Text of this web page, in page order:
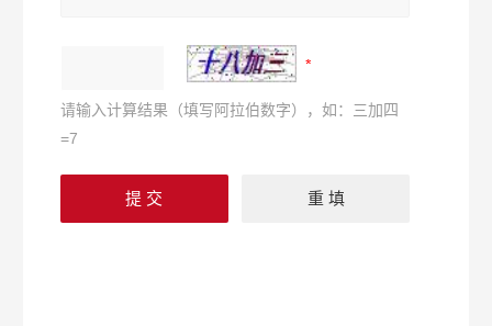
请输入计算结果（填写阿拉伯数字），如：三加四
=7